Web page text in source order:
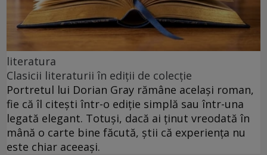
literatura
Clasicii literaturii în ediții de colecție
Portretul lui Dorian Gray rămâne același roman,
fie că îl citești într-o ediție simplă sau într-una
legată elegant. Totuși, dacă ai ținut vreodată în
mână o carte bine făcută, știi că experiența nu
este chiar aceeași.